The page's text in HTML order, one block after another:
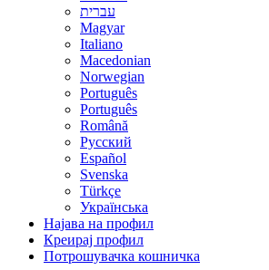
עברית
Magyar
Italiano
Macedonian
Norwegian
Português
Português
Română
Русский
Español
Svenska
Türkçe
Українська
Најава на профил
Креирај профил
Потрошувачка кошничка